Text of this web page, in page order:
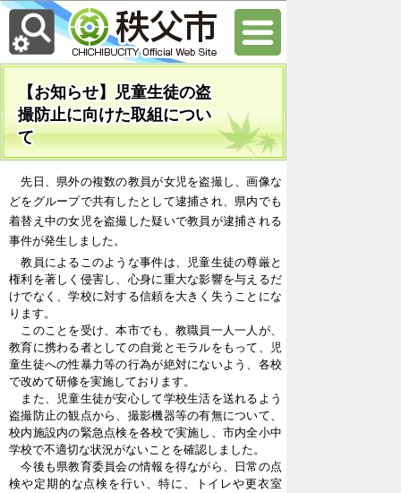
【お知らせ】児童生徒の盗
撮防止に向けた取組につい
て
先日、県外の複数の教員が女児を盗撮し、画像な
どをグループで共有したとして逮捕され、県内でも
着替え中の女児を盗撮した疑いで教員が逮捕される
事件が発生しました。
教員によるこのような事件は、児童生徒の尊厳と
権利を著しく侵害し、心身に重大な影響を与えるだ
けでなく、学校に対する信頼を大きく失うことにな
ります。
このことを受け、本市でも、教職員一人一人が、
教育に携わる者としての自覚とモラルをもって、児
童生徒への性暴力等の行為が絶対にないよう、各校
で改めて研修を実施しております。
また、児童生徒が安心して学校生活を送れるよう
盗撮防止の観点から、撮影機器等の有無について、
校内施設内の緊急点検を各校で実施し、市内全小中
学校で不適切な状況がないことを確認しました。
今後も県教育委員会の情報を得ながら、日常の点
検や定期的な点検を行い、特に、トイレや更衣室